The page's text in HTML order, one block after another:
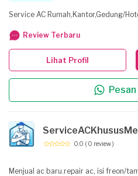
Service AC Rumah,Kantor,Gedung/
Review Terbaru
Lihat Profil
0.0 ( 0 review )
Menjual ac baru.repair ac, isi freon/